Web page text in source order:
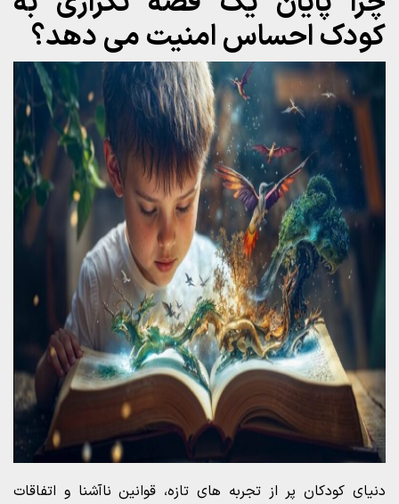
کودک احساس امنیت می دهد؟
دنیای کودکان پر از تجربه های تازه، قوانین ناآشنا و اتفاقات